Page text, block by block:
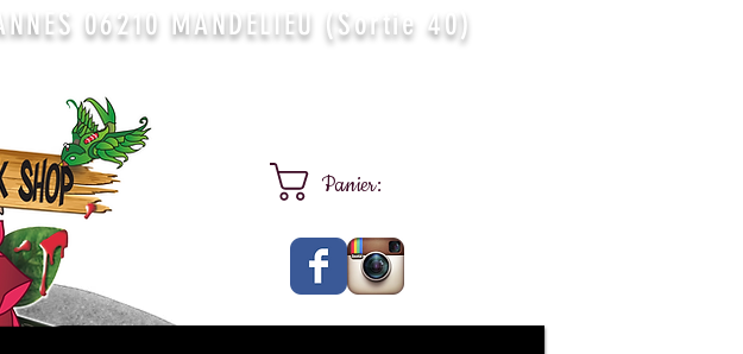
06210 MANDELIEU (Sortie 40)
Panier: